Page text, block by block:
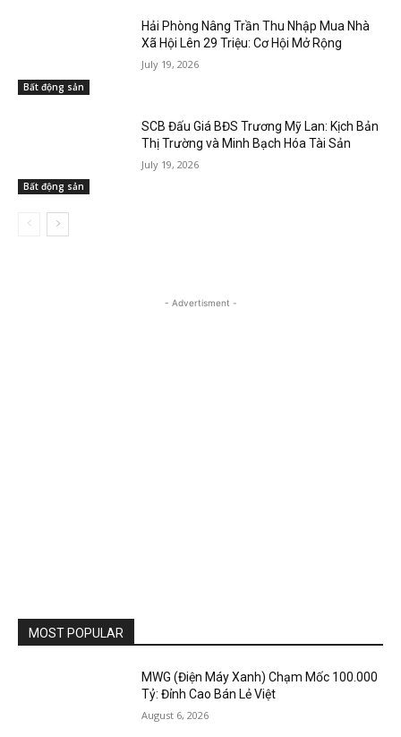
Bất động sản
Hải Phòng Nâng Trần Thu Nhập Mua Nhà
Xã Hội Lên 29 Triệu: Cơ Hội Mở Rộng
July 19, 2026
Bất động sản
SCB Đấu Giá BĐS Trương Mỹ Lan: Kịch Bản
Thị Trường và Minh Bạch Hóa Tài Sản
July 19, 2026
- Advertisment -
MOST POPULAR
MWG (Điện Máy Xanh) Chạm Mốc 100.000
Tỷ: Đỉnh Cao Bán Lẻ Việt
August 6, 2026